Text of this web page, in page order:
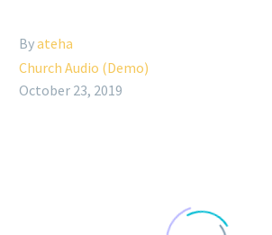
Byateha
Church Audio (Demo)
October 23, 2019